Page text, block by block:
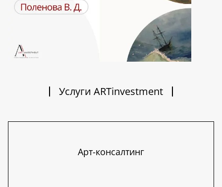
Услуги ARTinvestment
Арт-консалтинг